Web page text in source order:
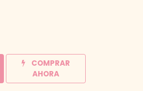
COMPRAR
AHORA